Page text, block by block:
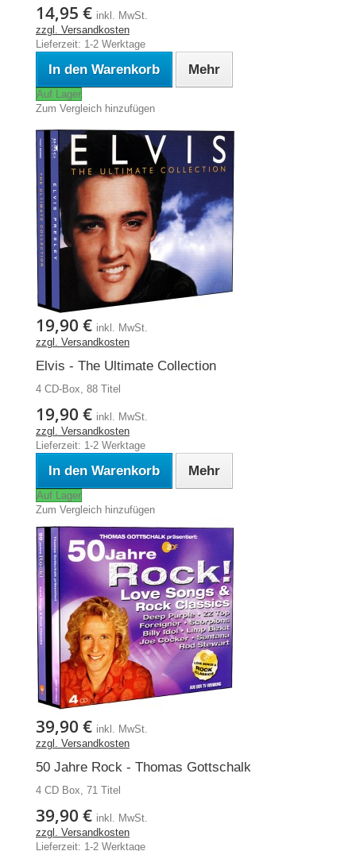
14,95 € inkl. MwSt.
zzgl. Versandkosten
Lieferzeit: 1-2 Werktage
In den Warenkorb Mehr
Auf Lager
Zum Vergleich hinzufügen
19,90 € inkl. MwSt.
zzgl. Versandkosten
Elvis - The Ultimate Collection
4 CD-Box, 88 Titel
19,90 € inkl. MwSt.
zzgl. Versandkosten
Lieferzeit: 1-2 Werktage
In den Warenkorb Mehr
Auf Lager
Zum Vergleich hinzufügen
39,90 € inkl. MwSt.
zzgl. Versandkosten
50 Jahre Rock - Thomas Gottschalk
4 CD Box, 71 Titel
39,90 € inkl. MwSt.
zzgl. Versandkosten
Lieferzeit: 1-2 Werktage